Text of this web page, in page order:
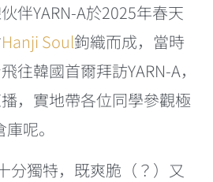
伴YARN-A於2025年春天
Hanji Soul鉤織而成，當時
往韓國首爾拜訪YARN-A，
，實地帶各位同學參觀極
呢。
分獨特，既爽脆（？）又